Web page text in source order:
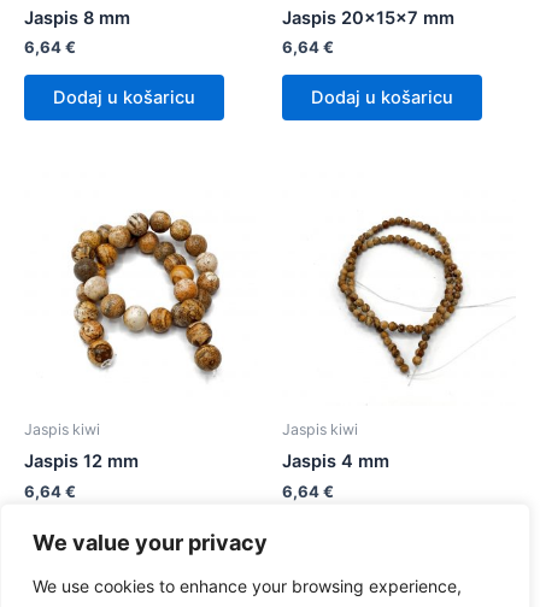
We value your privacy
We use cookies to enhance your browsing experience,
Jaspis 8 mm
6,64€
Dodaj u košaricu
Jaspis 20x15x7 mm
6,64€
Dodaj u košaricu
Jaspis kiwi
Jaspis 12 mm
6,64€
Dodaj u košaricu
Jaspis kiwi
Jaspis 4 mm
6,64€